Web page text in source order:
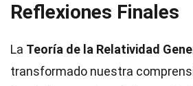
Reflexiones Finales
La Teoría de la Relatividad
transformado nuestra